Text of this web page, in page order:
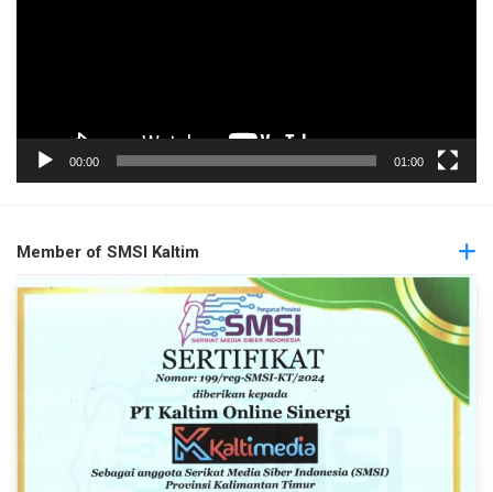
00:00 01:00
Member of SMSI Kaltim